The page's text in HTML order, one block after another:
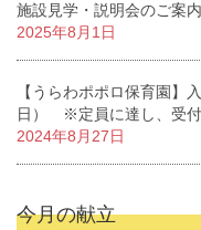
施設見学・説明会のご案
2025年8月1日
【うらわポポロ保育園】
日） ※定員に達し、受付
2024年8月27日
今月の献立